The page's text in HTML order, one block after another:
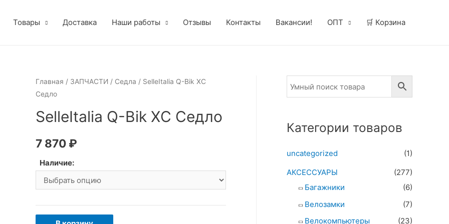
Товары Доставка Наши работы Отзывы Контакты Вакансии! ОПТ 🛒 Корзина
Главная / ЗАПЧАСТИ / Седла / SelleItalia Q-Bik XC
Седло
SelleItalia Q-Bik XC Седло
7 870 ₽
Наличие:
Количество
Категории товаров
uncategorized
(1)
АКСЕССУАРЫ
(277)
Багажники
(6)
Велозамки
(7)
Велокомпьютеры
(23)